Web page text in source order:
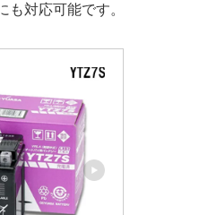
も対応可能です。